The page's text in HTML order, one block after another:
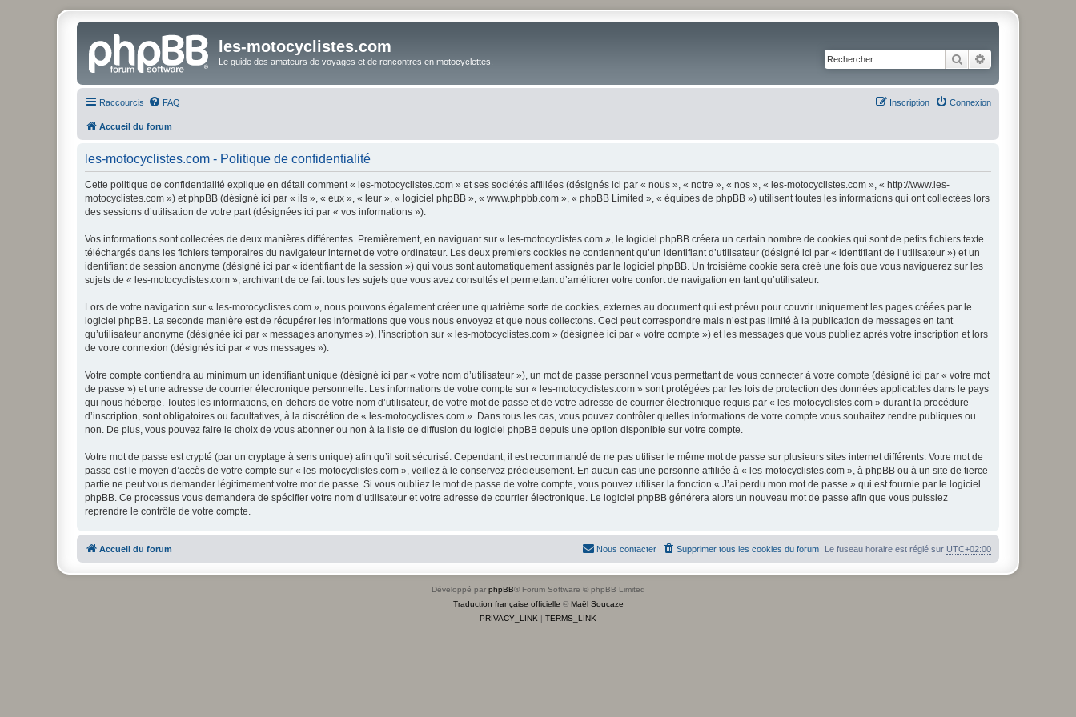
les-motocyclistes.com
Le guide des amateurs de voyages et de rencontres en motocyclettes. Rechercher
Raccourcis FAQ Connexion
Inscription
Accueil du forum
les-motocyclistes.com - Politique de confidentialité
Cette politique de confidentialité explique en détail comment « les-motocyclistes.com » et ses sociétés affiliées (désignés ici par « nous », « notre », « nos », « les-motocyclistes.com », « http://www.les-
motocyclistes.com ») et phpBB (désigné ici par « ils », « eux », « leur », « logiciel phpBB », « www.phpbb.com », « phpBB Limited », « équipes de phpBB ») utilisent toutes les informations qui ont collectées lors
des sessions d’utilisation de votre part (désignées ici par « vos informations »).
Vos informations sont collectées de deux manières différentes. Premièrement, en naviguant sur « les-motocyclistes.com », le logiciel phpBB créera un certain nombre de cookies qui sont de petits fichiers texte
téléchargés dans les fichiers temporaires du navigateur internet de votre ordinateur. Les deux premiers cookies ne contiennent qu’un identifiant d’utilisateur (désigné ici par « identifiant de l’utilisateur ») et un
identifiant de session anonyme (désigné ici par « identifiant de la session ») qui vous sont automatiquement assignés par le logiciel phpBB. Un troisième cookie sera créé une fois que vous naviguerez sur les
sujets de « les-motocyclistes.com », archivant de ce fait tous les sujets que vous avez consultés et permettant d’améliorer votre confort de navigation en tant qu’utilisateur.
Lors de votre navigation sur « les-motocyclistes.com », nous pouvons également créer une quatrième sorte de cookies, externes au document qui est prévu pour couvrir uniquement les pages créées par le
logiciel phpBB. La seconde manière est de récupérer les informations que vous nous envoyez et que nous collectons. Ceci peut correspondre mais n’est pas limité à la publication de messages en tant
qu’utilisateur anonyme (désignée ici par « messages anonymes »), l’inscription sur « les-motocyclistes.com » (désignée ici par « votre compte ») et les messages que vous publiez après votre inscription et lors
de votre connexion (désignés ici par « vos messages »).
Votre compte contiendra au minimum un identifiant unique (désigné ici par « votre nom d’utilisateur »), un mot de passe personnel vous permettant de vous connecter à votre compte (désigné ici par « votre mot
de passe ») et une adresse de courrier électronique personnelle. Les informations de votre compte sur « les-motocyclistes.com » sont protégées par les lois de protection des données applicables dans le pays
qui nous héberge. Toutes les informations, en-dehors de votre nom d’utilisateur, de votre mot de passe et de votre adresse de courrier électronique requis par « les-motocyclistes.com » durant la procédure
d’inscription, sont obligatoires ou facultatives, à la discrétion de « les-motocyclistes.com ». Dans tous les cas, vous pouvez contrôler quelles informations de votre compte vous souhaitez rendre publiques ou
non. De plus, vous pouvez faire le choix de vous abonner ou non à la liste de diffusion du logiciel phpBB depuis une option disponible sur votre compte.
Votre mot de passe est crypté (par un cryptage à sens unique) afin qu’il soit sécurisé. Cependant, il est recommandé de ne pas utiliser le même mot de passe sur plusieurs sites internet différents. Votre mot de
passe est le moyen d’accès de votre compte sur « les-motocyclistes.com », veillez à le conservez précieusement. En aucun cas une personne affiliée à « les-motocyclistes.com », à phpBB ou à un site de tierce
partie ne peut vous demander légitimement votre mot de passe. Si vous oubliez le mot de passe de votre compte, vous pouvez utiliser la fonction « J’ai perdu mon mot de passe » qui est fournie par le logiciel
phpBB. Ce processus vous demandera de spécifier votre nom d’utilisateur et votre adresse de courrier électronique. Le logiciel phpBB générera alors un nouveau mot de passe afin que vous puissiez
reprendre le contrôle de votre compte.
Accueil du forum Le fuseau horaire est réglé sur UTC+02:00
Supprimer tous les cookies du forum
Nous contacter
Développé par phpBB® Forum Software © phpBB Limited
Traduction française officielle © Maël Soucaze
PRIVACY_LINK | TERMS_LINK